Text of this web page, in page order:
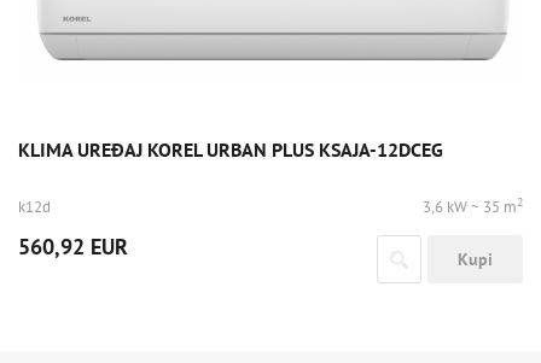
KLIMA UREĐAJ KOREL URBAN PLUS KSAJA-12DCEG
k12d 3,6 kW ~ 35 m2
560,92 EUR Kupi